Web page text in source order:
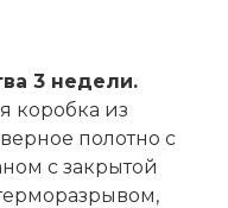
3 недели.
коробка из
полотно с
с закрытой